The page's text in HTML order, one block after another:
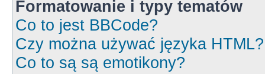
Formatowanie i typy tematów
Co to jest BBCode?
Czy można używać języka HTML?
Co to są są emotikony?